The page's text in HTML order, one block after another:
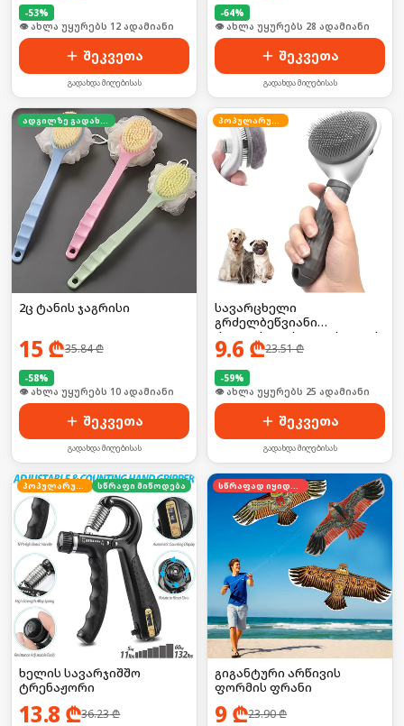
-53%
🛒 ბოლო 24სთ-ში იყიდა 21-მა
შეკვეთა
გადახდა მიღებისას
-64%
🛒 ბოლო 24სთ-ში იყიდა 38-მა
შეკვეთა
გადახდა მიღებისას
ადგილზე გადახდა
2ც ტანის ჯაგრისი
15 ₾35.84₾
-58%
🛒 ბოლო 24სთ-ში იყიდა 12-მა
შეკვეთა
გადახდა მიღებისას
პოპულარული
სავარცხელი
გრძელბეწვიანი
ძაღლისთვის/კატისათვის
9.6 ₾23.51₾
-59%
🛒 ბოლო 24სთ-ში იყიდა 39-მა
შეკვეთა
გადახდა მიღებისას
პოპულარული სწრაფი მიწოდება
ხელის სავარჯიშშო
ტრენაჟორი
13.8 ₾36.23₾
სწრაფად იყიდება
გიგანტური არწივის
ფორმის ფრანი
9 ₾23.90₾